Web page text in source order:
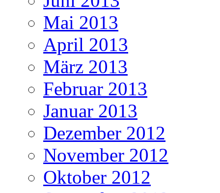
Mai 2013
April 2013
März 2013
Februar 2013
Januar 2013
Dezember 2012
November 2012
Oktober 2012